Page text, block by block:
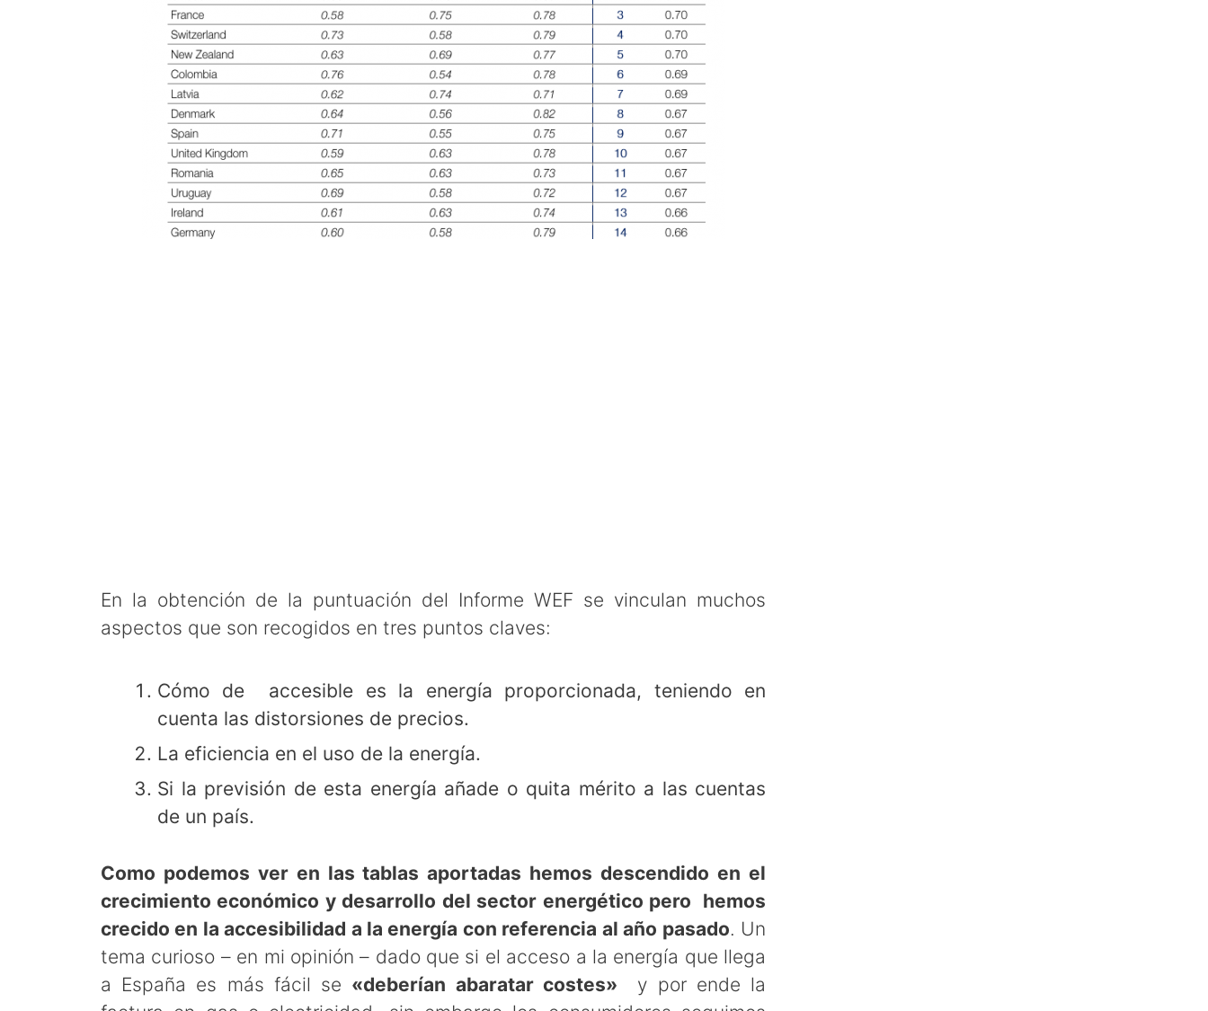
En la obtención de la puntuación del Informe WEF se vinculan muchos
aspectos que son recogidos en tres puntos claves:
Cómo de accesible es la energía proporcionada, teniendo en
cuenta las distorsiones de precios.
La eficiencia en el uso de la energía.
Si la previsión de esta energía añade o quita mérito a las cuentas
de un país.
Como podemos ver en las tablas aportadas hemos descendido en el
crecimiento económico y desarrollo del sector energético pero hemos
crecido en la accesibilidad a la energía con referencia al año pasado. Un
tema curioso – en mi opinión – dado que si el acceso a la energía que llega
a España es más fácil se «deberían abaratar costes» y por ende la